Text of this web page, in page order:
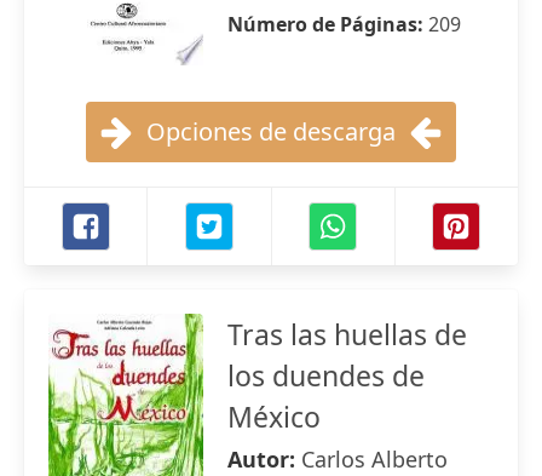
Número de Páginas: 209
Opciones de descarga
Tras las huellas de
los duendes de
México
Autor: Carlos Alberto